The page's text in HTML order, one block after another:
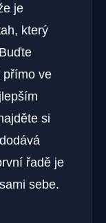
je
který
přímo ve
si
řadě je
sebe.